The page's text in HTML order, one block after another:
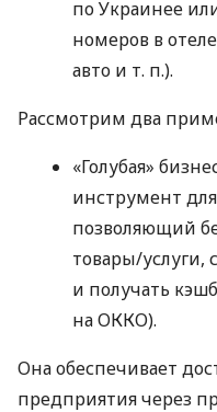
по Украинее
номеров в
авто и т. п.).
Рассмотрим два
«Голубая»
инструмент
позволяющий
товары/
и получать
на ОККО).
Она обеспечивает
предприятия через